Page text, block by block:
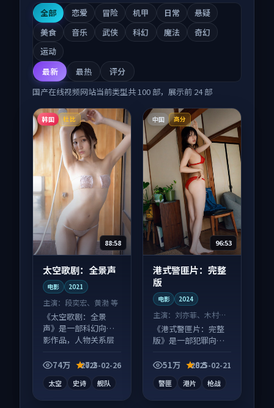
全部 恋爱 冒险 机甲 日常
悬疑
美食
音乐 武侠 科幻 魔法
奇幻
运动
最新
最热
评分
国产在线视频网站当前类型共 100 部，展示前 24部
韩国 杜比
88:58
太空歌剧：全景声
电影 2021
主演： 段奕宏、黄渤 等
《太空歌剧：全景
声》是一部科幻向电
影作品，人物关系层
绪落点。
74万 7.2
2025-02-26
太空 史诗 舰队
中国 高分
96:53
港式警匪片：完整
版
电影 2024
主演： 刘亦菲、木村拓
哉 等
《港式警匪片：完整
版》是一部犯罪向电
高，适合配弹幕观
51万 8.5
2025-02-21
警匪 港片 枪战